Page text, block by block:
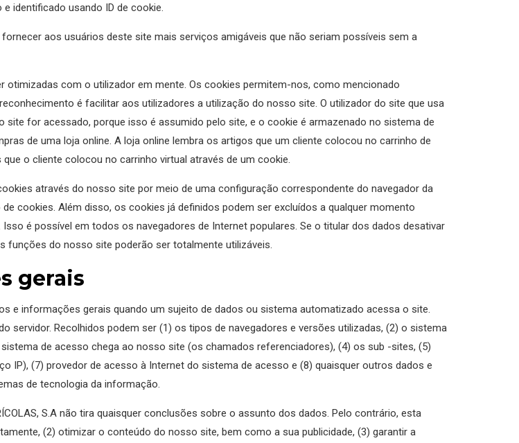
identificado usando ID de cookie.
fornecer aos usuários deste site mais serviços amigáveis que não seriam possíveis sem a
com o utilizador em mente. Os cookies permitem-nos, como mencionado
é facilitar aos utilizadores a utilização do nosso site. O utilizador do site que usa
for acessado, porque isso é assumido pelo site, e o cookie é armazenado no sistema de
de uma loja online. A loja online lembra os artigos que um cliente colocou no carrinho de
o cliente colocou no carrinho virtual através de um cookie.
através do nosso site por meio de uma configuração correspondente do navegador da
cookies. Além disso, os cookies já definidos podem ser excluídos a qualquer momento
é possível em todos os navegadores de Internet populares. Se o titular dos dados desativar
funções do nosso site poderão ser totalmente utilizáveis.
gerais
e informações gerais quando um sujeito de dados ou sistema automatizado acessa o site.
servidor. Recolhidos podem ser (1) os tipos de navegadores e versões utilizadas, (2) o sistema
de acesso chega ao nosso site (os chamados referenciadores), (4) os sub -sites, (5)
IP), (7) provedor de acesso à Internet do sistema de acesso e (8) quaisquer outros dados e
de tecnologia da informação.
S.A não tira quaisquer conclusões sobre o assunto dos dados. Pelo contrário, esta
(2) otimizar o conteúdo do nosso site, bem como a sua publicidade, (3) garantir a